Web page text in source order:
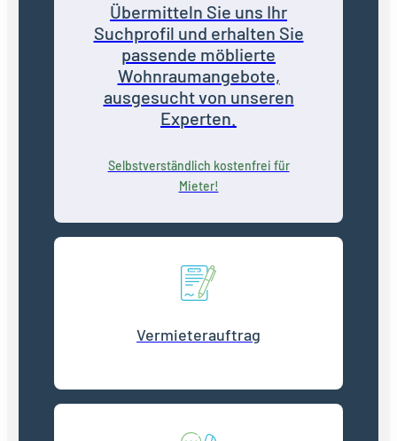
Übermitteln Sie uns Ihr
Suchprofil und erhalten Sie
passende möblierte
Wohnraumangebote,
ausgesucht von unseren
Experten.
Selbstverständlich kostenfrei für
Mieter!
Vermieterauftrag